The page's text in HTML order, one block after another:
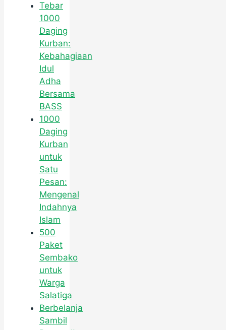
Tebar
1000
Daging
Kurban:
Kebahagiaan
Idul
Adha
Bersama
BASS
1000
Daging
Kurban
untuk
Satu
Pesan:
Mengenal
Indahnya
Islam
500
Paket
Sembako
untuk
Warga
Salatiga
Berbelanja
Sambil